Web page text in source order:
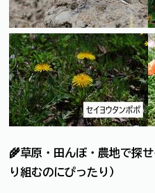
🌾草原・田んぼ・農地で探
り組むのにぴったり）